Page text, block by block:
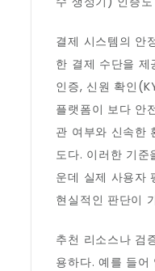
결제 시스템의 안
한 결제 수단을 제
인증, 신원 확인
플랫폼이 보다 안
관 여부와 신속한
도다. 이러한 기준
운데 실제 사용자
현실적인 판단이
추천 리소스나 검
용하다. 예를 들어